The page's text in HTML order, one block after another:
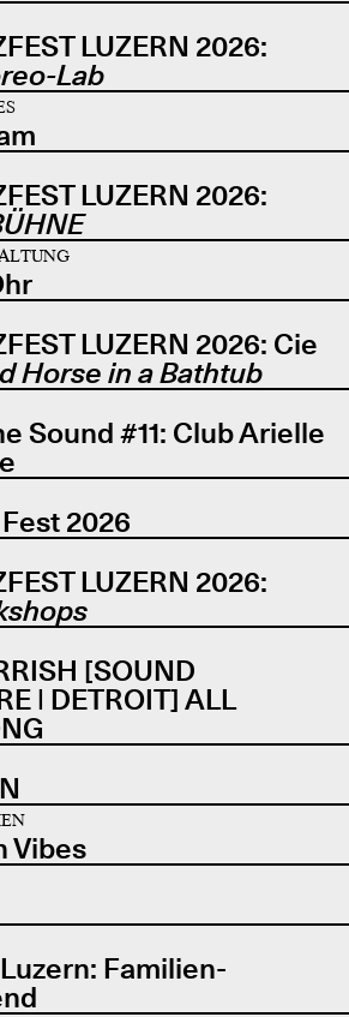
LUZERN 2026:
Lab
LUZERN 2026:
LUZERN 2026: Cie
Horse in a Bathtub
Sound #11: Club Arielle
2026
LUZERN 2026:
[SOUND
| DETROIT] ALL
Vibes
Familien-